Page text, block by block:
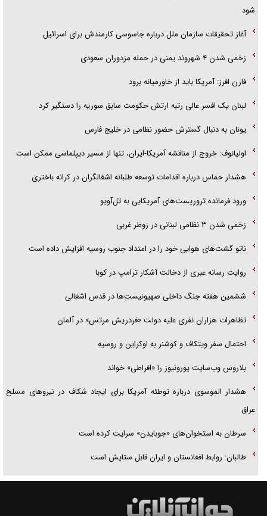
فریاد‌ها و ناله‌های دوستان مبارزدلم را آتش می‌زد
شود
آغاز تحقیقات سازمان ملل درباره جاسوسی کارمندش برای اسرائیل
زخمی شدن ۴ شهروند یمنی در حمله مزدوران سعودی
فارن افرز: آمریکا باید از خاورمیانه برود
لبنان یک افسر عالی رتبه ارتش حکومت سابق سوریه را دستگیر کرد
یونان به دنبال گسترش حضور نظامی در خلیج فارس
اولیانوف: خروج از مناقشه آمریکا-ایران، تنها از مسیر دیپلماسی ممکن است
هشدار حماس درباره اقدامات توسعه طلبانه اشغالگران در کرانه باختری
ورود فرمانده تروریست‌های آمریکایی به تل‌آویو
زخمی شدن ۳ نظامی لبنانی در زوطر غربی
ناتو گشت‌های هوایی خود را در امتداد جنوب روسیه افزایش داده است
روایت رسانه عبری از دخالت آشکار ترامپ در کوبا
ششمین هفته جنگ داخلی صهیونیست‌ها در قدس اشغالی
تظاهرات هزاران نفری علیه دولت «فردریش مرتس» در آلمان
احتمال سفر ویتکاف و کوشنر به اوکراین و روسیه
بلاروس وب‌سایت یورونیوز را «افراطی» خواند
هشدار الموسوی درباره توطئه آمریکا برای ایجاد شکاف در نیرو‌های مسلح
عراق
سرطان به استخوان‌های «جوبایدن» سرایت کرده است
طالبان: روابط افغانستان و ایران قابل ستایش است